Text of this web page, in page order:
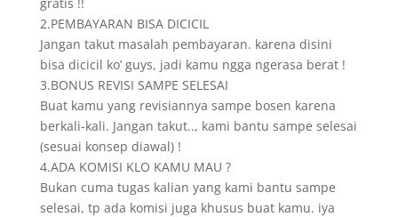
2.PEMBAYARAN BISA DICICIL
Jangan takut masalah pembayaran. karena disini
bisa dicicil ko’ guys, jadi kamu ngga ngerasa berat !
3.BONUS REVISI SAMPE SELESAI
Buat kamu yang revisiannya sampe bosen karena
berkali-kali. Jangan takut.., kami bantu sampe selesai
(sesuai konsep diawal) !
4.ADA KOMISI KLO KAMU MAU ?
Bukan cuma tugas kalian yang kami bantu sampe
selesai, tp ada komisi juga khusus buat kamu. iya